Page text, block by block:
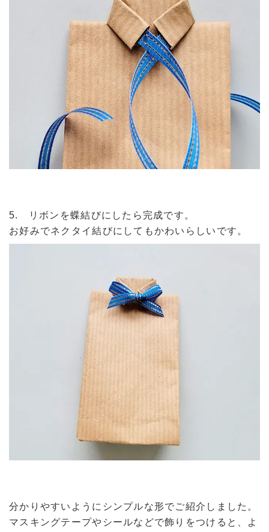
5. リボンを蝶結びにしたら完成です。
お好みでネクタイ結びにしてもかわいらしいです。
分かりやすいようにシンプルな形でご紹介しました。
マスキングテープやシールなどで飾りをつけると、よ